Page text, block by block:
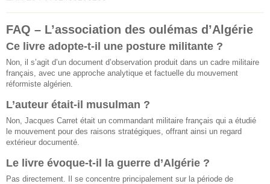
FAQ – L’association des oulémas d’Algérie
Ce livre adopte-t-il une posture militante ?
Non, il s’agit d’un document d’observation produit dans un cadre militaire
français, avec une approche analytique et factuelle du mouvement
réformiste algérien.
L’auteur était-il musulman ?
Non, Jacques Carret était un commandant militaire français qui a étudié
le mouvement pour des raisons stratégiques, offrant ainsi un regard
extérieur documenté.
Le livre évoque-t-il la guerre d’Algérie ?
Pas directement. Il se concentre principalement sur la période de